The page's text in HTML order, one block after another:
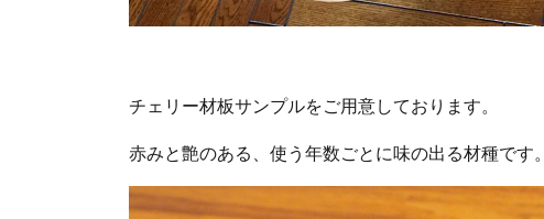
チェリー材板サンプルをご用意しております。
赤みと艶のある、使う年数ごとに味の出る材種です。